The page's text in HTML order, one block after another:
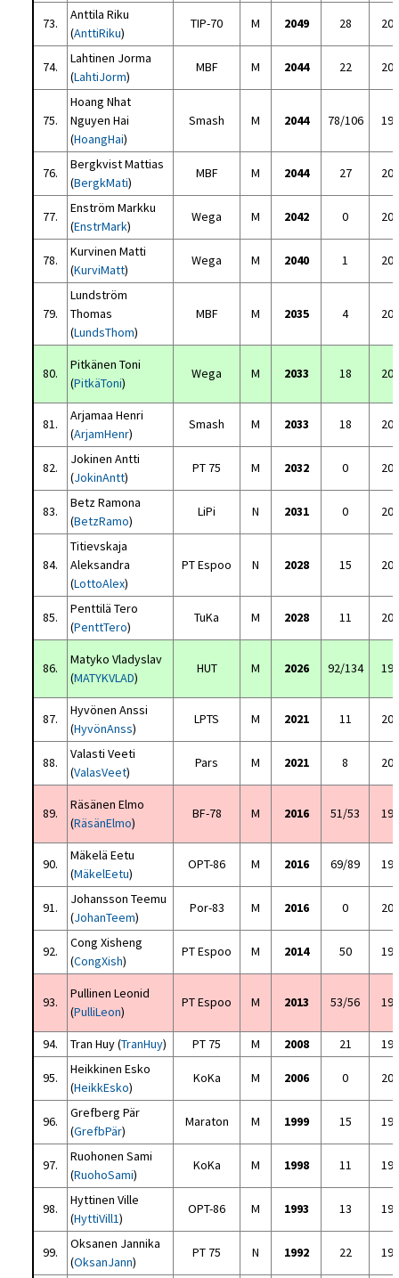
73.
Anttila Riku
(AnttiRiku)
TIP-70 M 2049 28
74.
Lahtinen Jorma
(LahtiJorm)
MBF M 2044 22
75.
Hoang Nhat
Nguyen Hai
(HoangHai)
Smash M 2044 78/106
76.
Bergkvist Mattias
(BergkMati)
MBF M 2044 27
77.
Enström Markku
(EnstrMark)
Wega M 2042 0
78.
Kurvinen Matti
(KurviMatt)
Wega M 2040 1
79.
Lundström
Thomas
(LundsThom)
MBF M 2035 4
80.
Pitkänen Toni
(PitkäToni)
Wega M 2033 18
81.
Arjamaa Henri
(ArjamHenr)
Smash M 2033 18
82.
Jokinen Antti
(JokinAntt)
PT 75 M 2032 0
83.
Betz Ramona
(BetzRamo)
LiPi N 2031 0
84.
Titievskaja
Aleksandra
(LottoAlex)
PT Espoo N 2028 15
85.
Penttilä Tero
(PenttTero)
TuKa M 2028 11
86.
Matyko Vladyslav
(MATYKVLAD)
HUT M 2026 92/134
87.
Hyvönen Anssi
(HyvönAnss)
LPTS M 2021 11
88.
Valasti Veeti
(ValasVeet)
Pars M 2021 8
89.
Räsänen Elmo
(RäsänElmo)
BF-78 M 2016 51/53
90.
Mäkelä Eetu
(MäkelEetu)
OPT-86 M 2016 69/89
91.
Johansson Teemu
(JohanTeem)
Por-83 M 2016 0
92.
Cong Xisheng
(CongXish)
PT Espoo M 2014 50
93.
Pullinen Leonid
(PulliLeon)
PT Espoo M 2013 53/56
94. Tran Huy (TranHuy) PT 75 M 2008 21
95.
Heikkinen Esko
(HeikkEsko)
KoKa M 2006 0
96.
Grefberg Pär
(GrefbPär)
Maraton M 1999 15
97.
Ruohonen Sami
(RuohoSami)
KoKa M 1998 11
98.
Hyttinen Ville
(HyttiVill1)
OPT-86 M 1993 13
99.
Oksanen Jannika
(OksanJann)
PT 75 N 1992 22